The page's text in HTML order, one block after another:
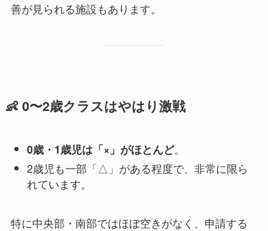
善が見られる施設もあります。
👶 0〜2歳クラスはやはり激戦
0歳・1歳児は「×」がほとんど。
2歳児も一部「△」がある程度で、非常に限ら
れています。
特に中央部・南部ではほぼ空きがなく、申請する